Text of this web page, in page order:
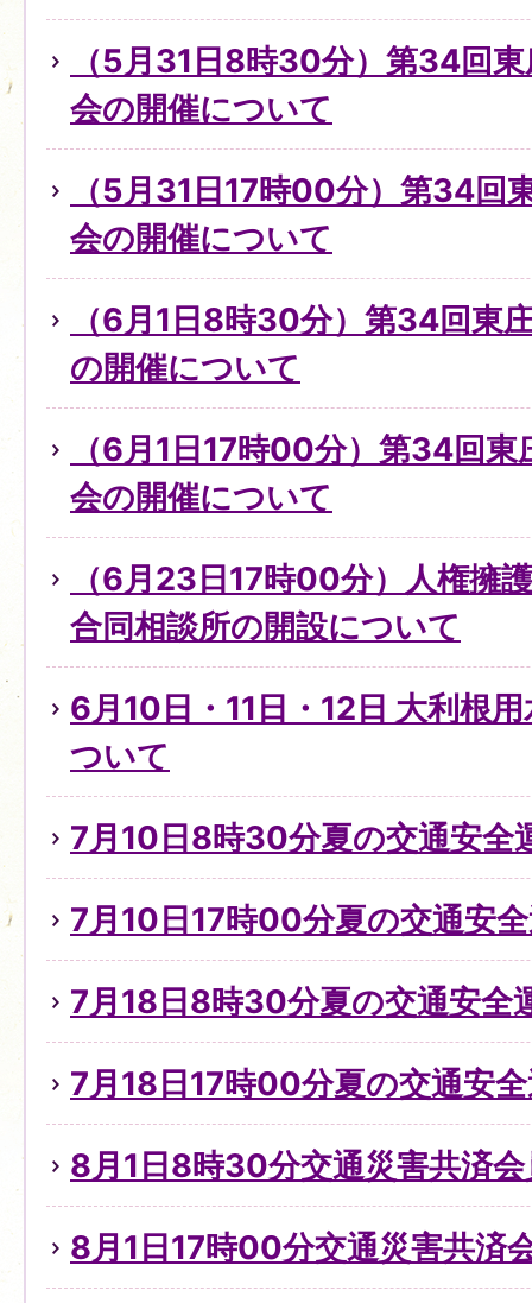
（5月31日8時30分）第34回
会の開催について
（5月31日17時00分）第34回
会の開催について
（6月1日8時30分）第34回東
の開催について
（6月1日17時00分）第34回
会の開催について
（6月23日17時00分）人権擁
合同相談所の開設について
6月10日・11日・12日 大利根
ついて
7月10日8時30分夏の交通安全
7月10日17時00分夏の交通安
7月18日8時30分夏の交通安全
7月18日17時00分夏の交通安
8月1日8時30分交通災害共済
8月1日17時00分交通災害共済